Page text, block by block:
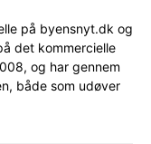
på byensnyt.dk og
det kommercielle
og har gennem
både som udøver